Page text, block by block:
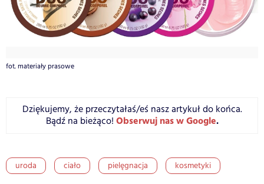
fot. materiały prasowe
Dziękujemy, że przeczytałaś/eś nasz artykuł do końca.
Bądź na bieżąco! Obserwuj nas w Google.
uroda ciało pielęgnacja kosmetyki